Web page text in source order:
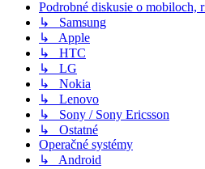
Podrobné diskusie o mobiloch,
↳ Samsung
↳ Apple
↳ HTC
↳ LG
↳ Nokia
↳ Lenovo
↳ Sony / Sony Ericsson
↳ Ostatné
Operačné systémy
↳ Android